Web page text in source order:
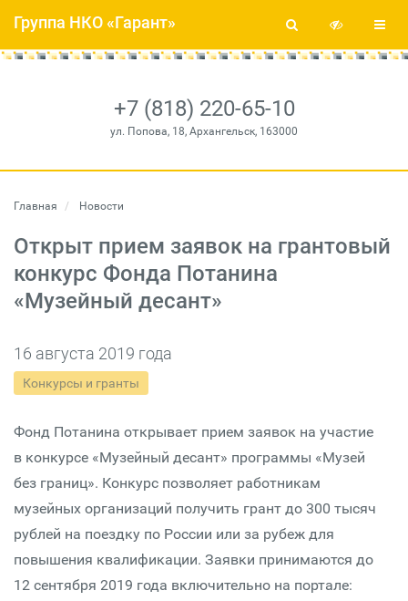
+7 (818) 220-65-10
ул. Попова, 18, Архангельск, 163000
Группа НКО «Гарант»
Главная Новости
Открыт прием заявок на грантовый
конкурс Фонда Потанина
«Музейный десант»
16 августа 2019 года
Конкурсы и гранты
Фонд Потанина открывает прием заявок на участие
в конкурсе «Музейный десант» программы «Музей
без границ». Конкурс позволяет работникам
музейных организаций получить грант до 300 тысяч
рублей на поездку по России или за рубеж для
повышения квалификации. Заявки принимаются до
12 сентября 2019 года включительно на портале: